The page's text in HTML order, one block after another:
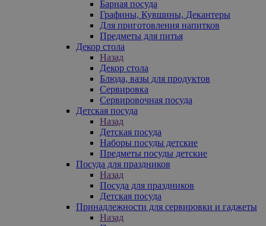
Барная посуда
Графины, Кувшины, Декантеры
Для приготовления напитков
Предметы для питья
Декор стола
Назад
Декор стола
Блюда, вазы для продуктов
Сервировка
Сервировочная посуда
Детская посуда
Назад
Детская посуда
Наборы посуды детские
Предметы посуды детские
Посуда для праздников
Назад
Посуда для праздников
Детская посуда
Принадлежности для сервировки и гаджеты
Назад